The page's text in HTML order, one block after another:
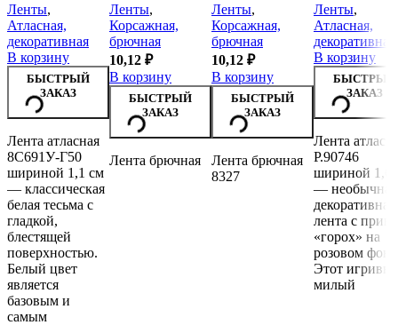
Ленты,
Атласная,
декоративная
В корзину
БЫСТРЫЙ
ЗАКАЗ
Лента атласная
8С691У-Г50
шириной 1,1 см
— классическая
белая тесьма с
гладкой,
блестящей
поверхностью.
Белый цвет
является
базовым и
самым
Ленты,
Корсажная,
брючная
10,12 ₽
В корзину
БЫСТРЫЙ
ЗАКАЗ
Лента брючная
Ленты,
Корсажная,
брючная
10,12 ₽
В корзину
БЫСТРЫЙ
ЗАКАЗ
Лента брючная
8327
Ленты,
Атласная,
декоративная
В корзину
БЫСТРЫЙ
ЗАКАЗ
Лента
Р.90746
шириной 1,6
— необычная
декоративная
лента с
«горох» на
розовом
Этот
милый